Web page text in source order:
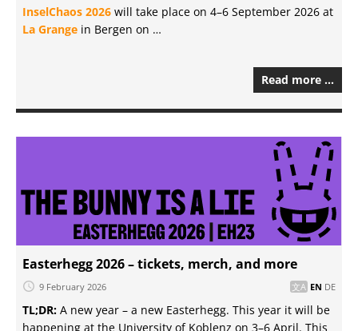
InselChaos 2026 will take place on 4–6 September 2026 at
La Grange in Bergen on …
Read more …
Easterhegg 2026 – tickets, merch, and more
9 February 2026 EN DE
TL;DR: A new year – a new Easterhegg. This year it will be
happening at the University of Koblenz on 3–6 April. This